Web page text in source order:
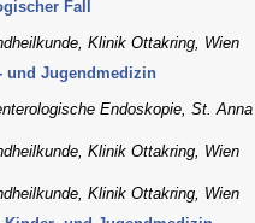
Fall
Klinik Ottakring, Wien
und Jugendmedizin
Endoskopie, St.
Klinik Ottakring, Wien
Klinik Ottakring, Wien